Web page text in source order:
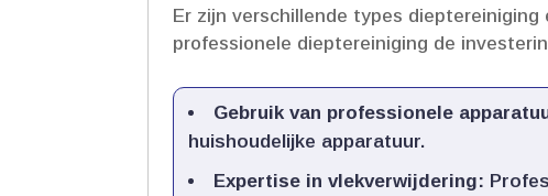
Er zijn verschillende types
professionele dieptereiniging de
Gebruik van professionele
huishoudelijke apparatuur.​
Expertise in vlekverwijdering: